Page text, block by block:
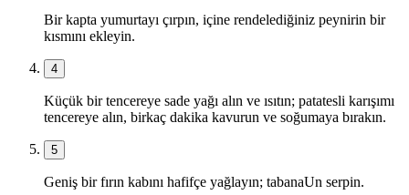
Bir kapta yumurtayı çırpın, içine rendelediğiniz peynirin bir
kısmını ekleyin.
4
Küçük bir tencereye sade yağı alın ve ısıtın; patatesli karışımı
tencereye alın, birkaç dakika kavurun ve soğumaya bırakın.
5
Geniş bir fırın kabını hafifçe yağlayın; tabanaUn serpin.